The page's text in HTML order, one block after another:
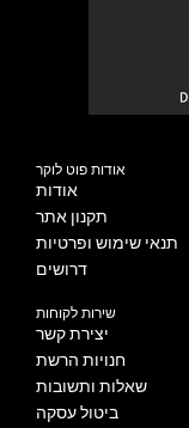
אודות פוט לוקר
אודות
תקנון אתר
תנאי שימוש ופרטיות
דרושים
שירות לקוחות
יצירת קשר
חנויות הרשת
שאלות ותשובות
ביטול עסקה